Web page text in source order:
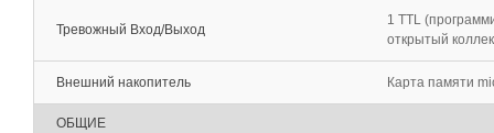
Тревожный Вход/Выход
1 TTL
открытый
Внешний накопитель Карта памяти
ОБЩИЕ